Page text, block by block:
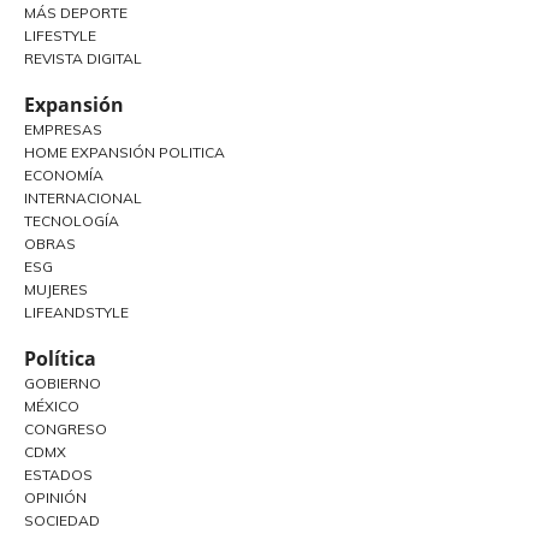
MÁS DEPORTE
LIFESTYLE
REVISTA DIGITAL
Expansión
EMPRESAS
HOME EXPANSIÓN POLITICA
ECONOMÍA
INTERNACIONAL
TECNOLOGÍA
OBRAS
ESG
MUJERES
LIFEANDSTYLE
Política
GOBIERNO
MÉXICO
CONGRESO
CDMX
ESTADOS
OPINIÓN
SOCIEDAD